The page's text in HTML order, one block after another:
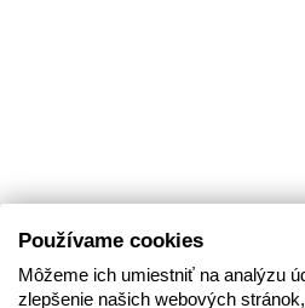
Používame cookies
Môžeme ich umiestniť na analýzu
zlepšenie našich webových